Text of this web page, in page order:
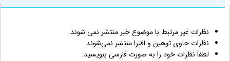
نظرات غیر مرتبط با موضوع خبر منتشر نمی شوند.
نظرات حاوی توهین و افترا منتشر نمی‌شوند.
لطفاً نظرات خود را به صورت فارسی بنویسید.